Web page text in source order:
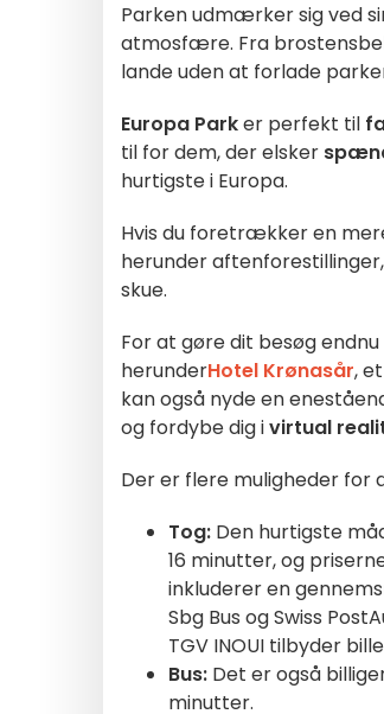
Parken udmærker sig ved
atmosfære. Fra
lande uden at forlade
Europa Parker perfekt til
til for dem, der elsker
hurtigste i Europa.
Hvis du foretrækker en
herunder
skue.
For at gøre dit besøg
herunderHotel Krønasår,
kan også nyde en
og fordybe dig ivirtual
Der er flere muligheder for
Tog: Den hurtigste
16 minutter, og
inkluderer en
Sbg Bus og Swiss
TGV INOUI tilbyder
Bus: Det er også
minutter.